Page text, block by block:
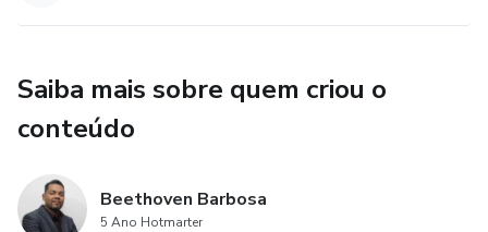
Saiba mais sobre quem criou o
conteúdo
Beethoven Barbosa
5 Ano Hotmarter